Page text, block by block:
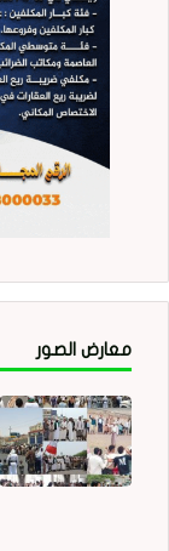
معارض الصور